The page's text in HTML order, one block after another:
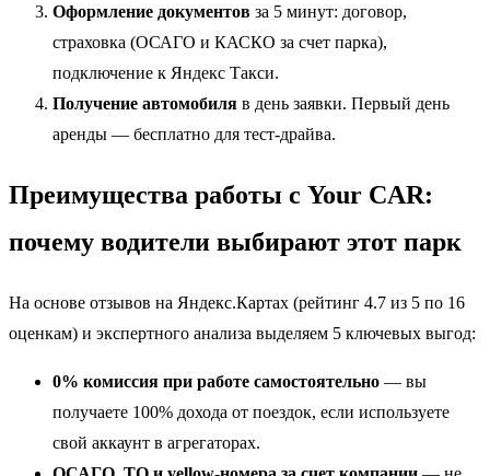
Оформление документов за 5 минут: договор,
страховка (ОСАГО и КАСКО за счет парка),
подключение к Яндекс Такси.
Получение автомобиля в день заявки. Первый день
аренды — бесплатно для тест-драйва.
Преимущества работы с Your CAR:
почему водители выбирают этот парк
На основе отзывов на Яндекс.Картах (рейтинг 4.7 из 5 по 16
оценкам) и экспертного анализа выделяем 5 ключевых выгод:
0% комиссия при работе самостоятельно — вы
получаете 100% дохода от поездок, если используете
свой аккаунт в агрегаторах.